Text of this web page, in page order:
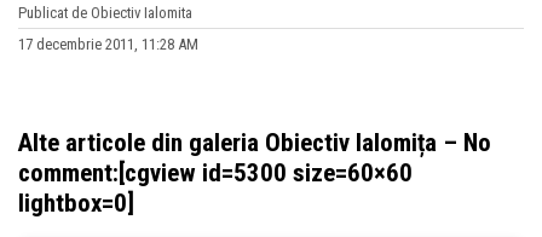
Publicat de Obiectiv Ialomita
17 decembrie 2011, 11:28 AM
Alte articole din galeria Obiectiv Ialomița – No
comment:[cgview id=5300 size=60×60
lightbox=0]